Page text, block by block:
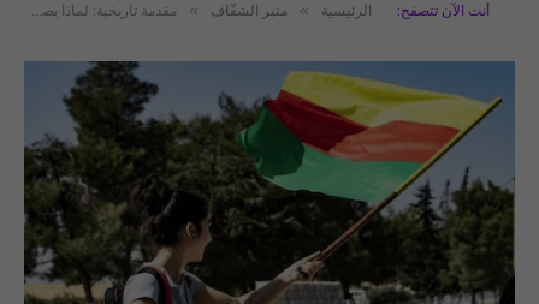
أنت الآن تتصفح: الرئيسية » منبر الشفّاف » مقدمة تاريخية: لماذا يصرخ الكردي حين يعضّه شريكه العربي في أذنه؟